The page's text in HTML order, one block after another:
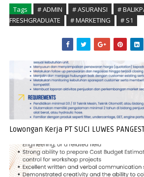
Tags # ADMIN # ASURANSI #
FRESHGRADUATE
# MARKETING # S1
Lowongan Kerja PT SUCI LUWES